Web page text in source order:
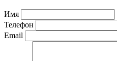
Имя
Телефон
Email